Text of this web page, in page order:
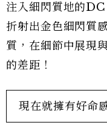
注入細閃質地的
折射出金色細閃質
質，在細節中展現
的差距！
現在就擁有好命